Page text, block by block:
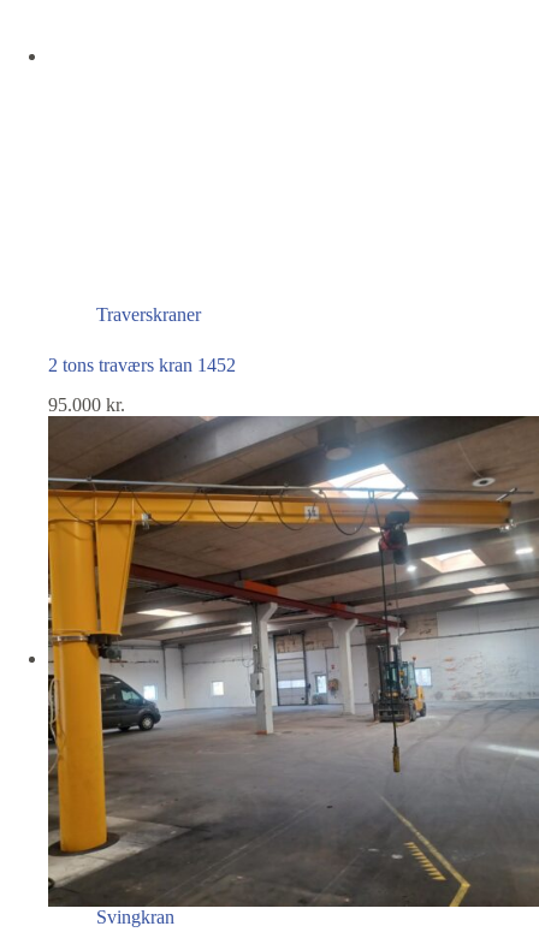
Traverskraner
2 tons traværs kran 1452
95.000 kr.
Svingkran